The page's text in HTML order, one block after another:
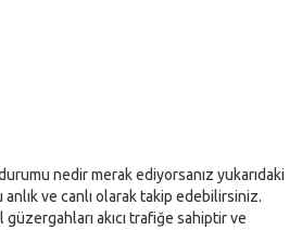
nedir merak ediyorsanız yukarıdaki
ve canlı olarak takip edebilirsiniz.
akıcı trafiğe sahiptir ve